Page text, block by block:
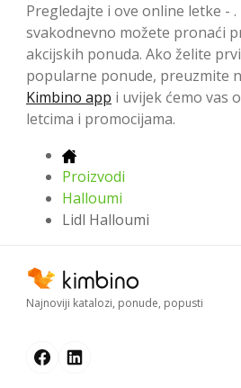
Pregledajte i ove online letke - .
svakodnevno možete pronaći
akcijskih ponuda. Ako želite
popularne ponude, preuzmite
Kimbino app i uvijek ćemo vas
letcima i promocijama.
Proizvodi
Halloumi
Lidl Halloumi
Najnoviji katalozi, ponude, popusti